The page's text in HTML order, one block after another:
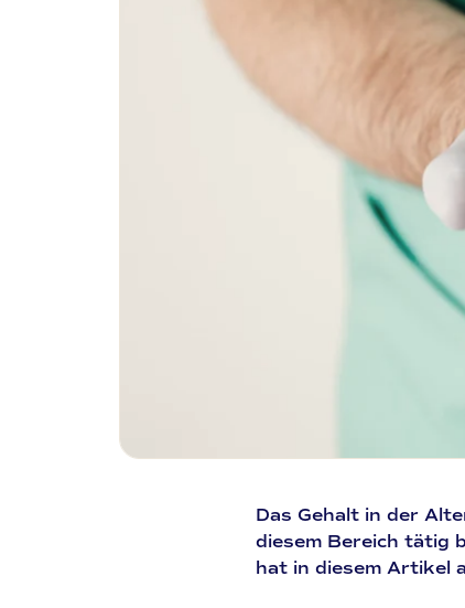
Das Gehalt in der
diesem Bereich tätig
hat in diesem Artikel